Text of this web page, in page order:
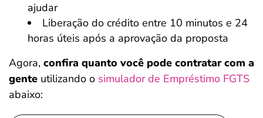
ajudar
Liberação do crédito entre 10 minutos e 24
horas úteis após a aprovação da proposta
Agora, confira quanto você pode contratar com a
gente utilizando o simulador de Empréstimo FGTS
abaixo: